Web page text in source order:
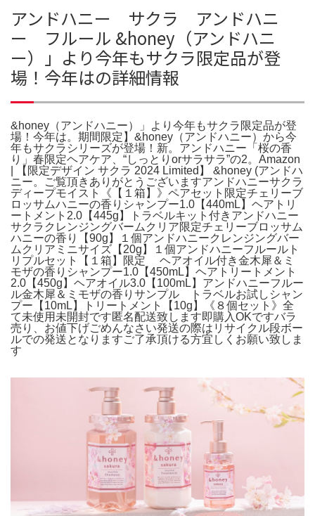
アンドハニー サクラ アンドハニ
ー フルール &honey（アンドハニ
ー）」より今年もサクラ限定品が登
場！今年はの詳細情報
&honey（アンドハニー）」より今年もサクラ限定品が登
場！今年は。期間限定】&honey（アンドハニー）から今
年もサクラシリーズが登場！新。アンドハニー「桜の香
り」春限定ヘアケア、“しっとりorサラサラ”の2。Amazon
| 【限定デザイン サクラ 2024 Limited】 &honey (アンドハ
ニー。ご覧頂きありがとうございますアンドハニーサクラ
ディープモイスト《【１箱】》ペアセット限定チェリーブ
ロッサムハニーの香りシャンプー1.0【440mL】ヘアトリ
ートメント2.0【445g】トラベルキット付きアンドハニー
サクラクレンジングバームクリア限定チェリーブロッサム
ハニーの香り【90g】１個アンドハニークレンジングバー
ムクリアミニサイズ【20g】１個アンドハニーフルールト
リプルセット【１箱】限定 ヘアオイル付き金木犀＆ミ
モザの香りシャンプー1.0【450mL】ヘアトリートメント
2.0【450g】ヘアオイル3.0【100mL】アンドハニーフルー
ル金木犀＆ミモザの香りサンプル トラベルお試しシャン
プー【10mL】トリートメント【10g】《８個セット》全
て未使用未開封です匿名配送致します即購入OKですバラ
売り、お値下げごめんなさい発送の際はリサイクル段ボー
ルでの発送となりますご了承頂ける方宜しくお願い致しま
す